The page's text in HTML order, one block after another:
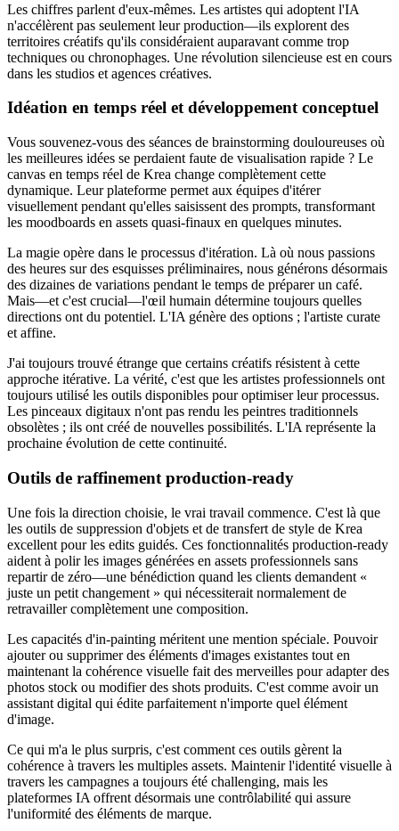
Les chiffres parlent d'eux-mêmes. Les artistes qui adoptent l'IA
n'accélèrent pas seulement leur production—ils explorent des
territoires créatifs qu'ils considéraient auparavant comme trop
techniques ou chronophages. Une révolution silencieuse est en cours
dans les studios et agences créatives.
Idéation en temps réel et développement conceptuel
Vous souvenez-vous des séances de brainstorming douloureuses où
les meilleures idées se perdaient faute de visualisation rapide ? Le
canvas en temps réel de Krea change complètement cette
dynamique. Leur plateforme permet aux équipes d'itérer
visuellement pendant qu'elles saisissent des prompts, transformant
les moodboards en assets quasi-finaux en quelques minutes.
La magie opère dans le processus d'itération. Là où nous passions
des heures sur des esquisses préliminaires, nous générons désormais
des dizaines de variations pendant le temps de préparer un café.
Mais—et c'est crucial—l'œil humain détermine toujours quelles
directions ont du potentiel. L'IA génère des options ; l'artiste curate
et affine.
J'ai toujours trouvé étrange que certains créatifs résistent à cette
approche itérative. La vérité, c'est que les artistes professionnels ont
toujours utilisé les outils disponibles pour optimiser leur processus.
Les pinceaux digitaux n'ont pas rendu les peintres traditionnels
obsolètes ; ils ont créé de nouvelles possibilités. L'IA représente la
prochaine évolution de cette continuité.
Outils de raffinement production-ready
Une fois la direction choisie, le vrai travail commence. C'est là que
les outils de suppression d'objets et de transfert de style de Krea
excellent pour les edits guidés. Ces fonctionnalités production-ready
aident à polir les images générées en assets professionnels sans
repartir de zéro—une bénédiction quand les clients demandent «
juste un petit changement » qui nécessiterait normalement de
retravailler complètement une composition.
Les capacités d'in-painting méritent une mention spéciale. Pouvoir
ajouter ou supprimer des éléments d'images existantes tout en
maintenant la cohérence visuelle fait des merveilles pour adapter des
photos stock ou modifier des shots produits. C'est comme avoir un
assistant digital qui édite parfaitement n'importe quel élément
d'image.
Ce qui m'a le plus surpris, c'est comment ces outils gèrent la
cohérence à travers les multiples assets. Maintenir l'identité visuelle à
travers les campagnes a toujours été challenging, mais les
plateformes IA offrent désormais une contrôlabilité qui assure
l'uniformité des éléments de marque.